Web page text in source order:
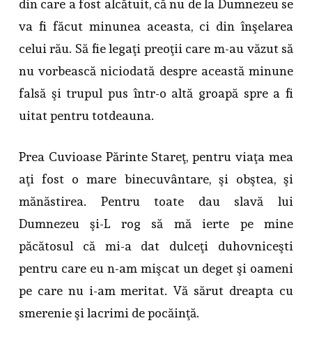
din care a fost alcătuit, că nu de la Dumnezeu se
va fi făcut minunea aceasta, ci din înşelarea
celui rău. Să fie legaţi preoţii care m-au văzut să
nu vorbească niciodată despre această minune
falsă şi trupul pus într-o altă groapă spre a fi
uitat pentru totdeauna.
Prea Cuvioase Părinte Stareţ, pentru viaţa mea
aţi fost o mare binecuvântare, şi obştea, şi
mănăstirea. Pentru toate dau slavă lui
Dumnezeu şi-L rog să mă ierte pe mine
păcătosul că mi-a dat dulceţi duhovniceşti
pentru care eu n-am mişcat un deget şi oameni
pe care nu i-am meritat. Vă sărut dreapta cu
smerenie şi lacrimi de pocăinţă.